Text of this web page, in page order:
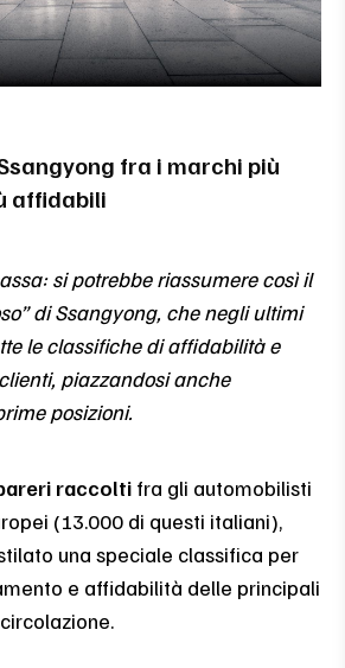
fra i marchi più
affidabili
si potrebbe riassumere così il
di Ssangyong, che negli ultimi
le classifiche di affidabilità e
piazzandosi anche
posizioni.
raccolti fra gli automobilisti
(13.000 di questi italiani),
una speciale classifica per
e affidabilità delle principali